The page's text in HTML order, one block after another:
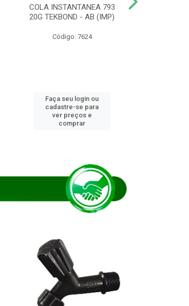
COLA INSTANTANEA 793
20G TEKBOND - AB (IMP)
Código: 7624
Faça seu login ou
cadastre-se para
ver preços e
comprar